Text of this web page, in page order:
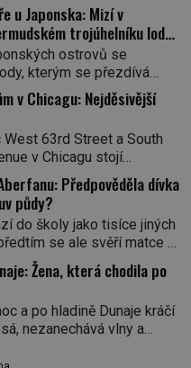
u Japonska: Mizí v
trojúhelníku lodě
síly?
ostrovů se
kterým se přezdívá
Vypráví se o lodích
stopy, podivných
proudech i mořských
měli tyto končiny střežit už
Je tichomořský
skutečně prokletým
se zde jen nebezpečná
v jednu z
námořních záhad? […]
v Chicagu: Nejděsivější
West 63rd Street a South
v Chicagu stojí
Nemá žádný speciální
desku. A přesto prý
neradi chodí do
tady totiž sídlil sériový
a také
past na lidi
kriminalistiky.
Mudgett (1861–1896)
Předpověděla dívka
půdy?
do školy jako tisíce jiných
se ale svěří matce s
Ve škole, kterou dobře
nevidí budovu ani
nich se před ní tyčí
O několik hodin později je
devítiletá Zahlédla vlastní
Žena, která chodila po
a po hladině Dunaje kráčí
nezanechává vlny a